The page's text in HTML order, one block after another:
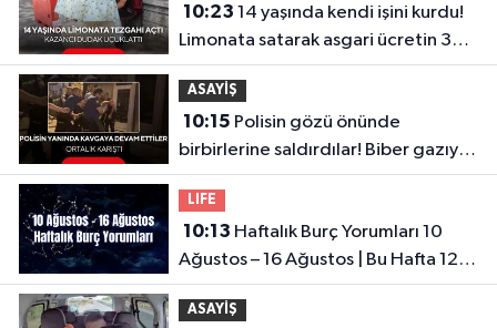
10:23
Limonata satarak asgari ücretin 3
katını kazandı
ASAYİŞ
10:15
birbirlerine saldırdılar! Biber gazıyla
etkisiz hale getirildiler...
LIFE
10:13
Ağustos – 16 Ağustos | Bu Hafta 12
Burcu Neler Bekliyor?
ASAYİŞ